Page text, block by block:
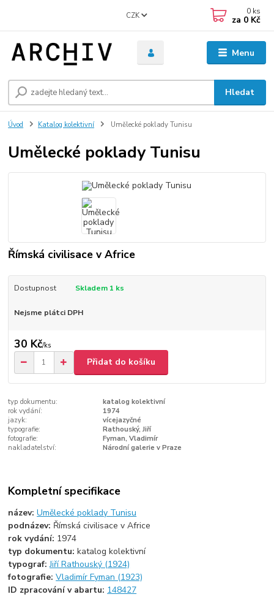
Menu
CZK
Hledat
0 ks
za 0 Kč
Úvod Katalog kolektivní Umělecké poklady Tunisu
Umělecké poklady Tunisu
Římská civilisace v Africe
Dostupnost Skladem 1 ks
Nejsme plátci DPH
30 Kč/ks
Přidat do košíku
typ dokumentu:
katalog kolektivní
rok vydání:
1974
jazyk:
vícejazyčné
typografie:
Rathouský, Jiří
fotografie:
Fyman, Vladimír
nakladatelství:
Národní galerie v Praze
Kompletní specifikace
název:Umělecké poklady Tunisu
podnázev: Římská civilisace v Africe
rok vydání: 1974
typ dokumentu:katalog kolektivní
typograf:Jiří Rathouský (1924)
fotografie:Vladimír Fyman (1923)
ID zpracování v abartu: 148427